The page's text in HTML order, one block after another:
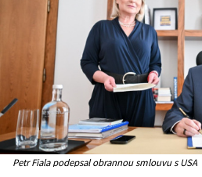
Petr Fiala podepsal obrannou smlouvu s USA